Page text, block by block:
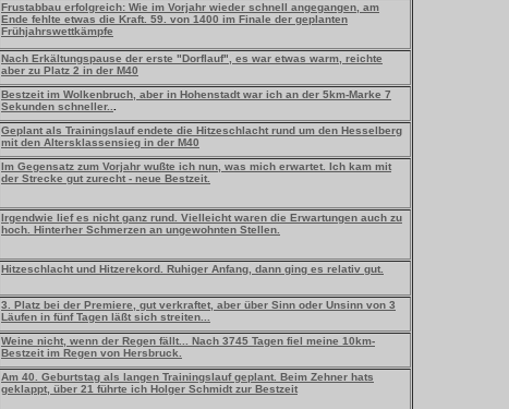
Frustabbau erfolgreich: Wie im Vorjahr wieder schnell angegangen, am
Ende fehlte etwas die Kraft. 59. von 1400 im Finale der geplanten
Frühjahrswettkämpfe
Nach Erkältungspause der erste "Dorflauf", es war etwas warm, reichte
aber zu Platz 2 in der M40
Bestzeit im Wolkenbruch, aber in Hohenstadt war ich an der 5km-Marke 7
Sekunden schneller..
Geplant als Trainingslauf endete die Hitzeschlacht rund um den Hesselberg
mit den Altersklassensieg in der M40
Im Gegensatz zum Vorjahr wußte ich nun, was mich erwartet. Ich kam mit
der Strecke gut zurecht - neue Bestzeit.
Irgendwie lief es nicht ganz rund. Vielleicht waren die Erwartungen auch zu
hoch. Hinterher Schmerzen an ungewohnten Stellen.
Hitzeschlacht und Hitzerekord. Ruhiger Anfang, dann ging es relativ gut.
3. Platz bei der Premiere, gut verkraftet, aber über Sinn oder Unsinn von 3
Läufen in fünf Tagen läßt sich streiten...
Weine nicht, wenn der Regen fällt... Nach 3745 Tagen fiel meine 10km-
Bestzeit im Regen von Hersbruck.
Am 40. Geburtstag als langen Trainingslauf geplant. Beim Zehner hats
geklappt, über 21 führte ich Holger Schmidt zur Bestzeit